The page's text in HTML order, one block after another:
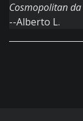
Cosmopolitan
--Alberto L.